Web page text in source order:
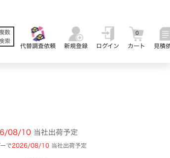
数
索
代替調査依頼
新規登録 ログイン カート
0
見積
08/10当社出荷予定
で2026/08/10当社出荷予定